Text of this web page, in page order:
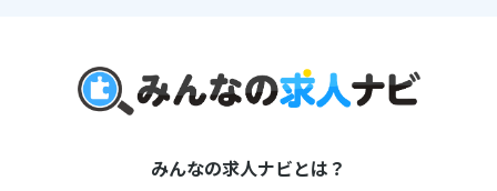
みんなの求人ナビとは？